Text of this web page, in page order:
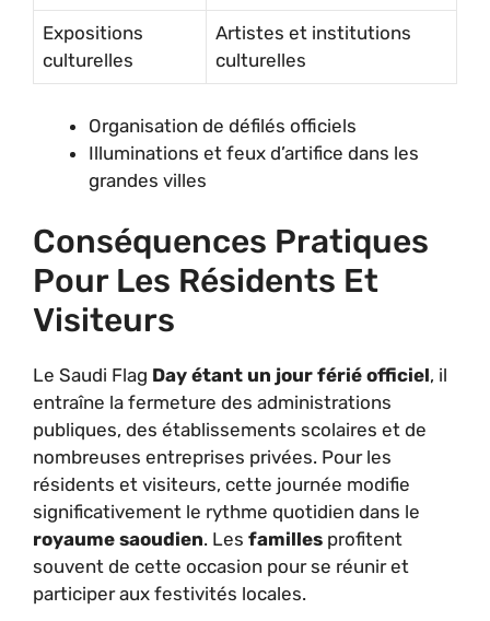
Expositions
culturelles
Artistes et institutions
culturelles
Organisation de défilés officiels
Illuminations et feux d’artifice dans les
grandes villes
Conséquences Pratiques
Pour Les Résidents Et
Visiteurs
Le Saudi Flag Day étant un jour férié officiel, il
entraîne la fermeture des administrations
publiques, des établissements scolaires et de
nombreuses entreprises privées. Pour les
résidents et visiteurs, cette journée modifie
significativement le rythme quotidien dans le
royaume saoudien. Les familles profitent
souvent de cette occasion pour se réunir et
participer aux festivités locales.